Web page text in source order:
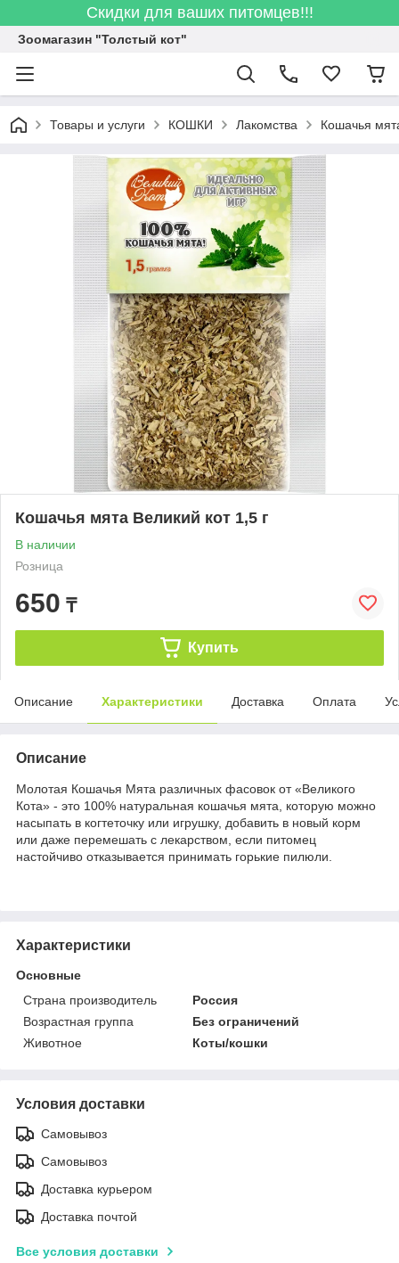
Скидки для ваших питомцев!!!
Зоомагазин "Толстый кот"
Товары и услуги КОШКИ Лакомства Кошачья
Кошачья мята Великий кот 1,5 г
В наличии
Розница
650 ₸
Купить
Описание Характеристики Доставка Оплата
Описание
Молотая Кошачья Мята различных фасовок от «Великого
Кота» - это 100% натуральная кошачья мята, которую можно
насыпать в когтеточку или игрушку, добавить в новый корм
или даже перемешать с лекарством, если питомец
настойчиво отказывается принимать горькие пилюли.
Характеристики
Основные
Страна производитель
Россия
Возрастная группа
Без ограничений
Животное
Коты/кошки
Условия доставки
Самовывоз
Самовывоз
Доставка курьером
Доставка почтой
Все условия доставки